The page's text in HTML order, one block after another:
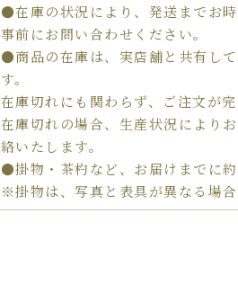
●在庫の状況により、発送までお
事前にお問い合わせください。
●商品の在庫は、実店舗と共有し
す。
在庫切れにも関わらず、ご注文が
在庫切れの場合、生産状況により
絡いたします。
●掛物・茶杓など、お届けまでに
※掛物は、写真と表具が異なる場合